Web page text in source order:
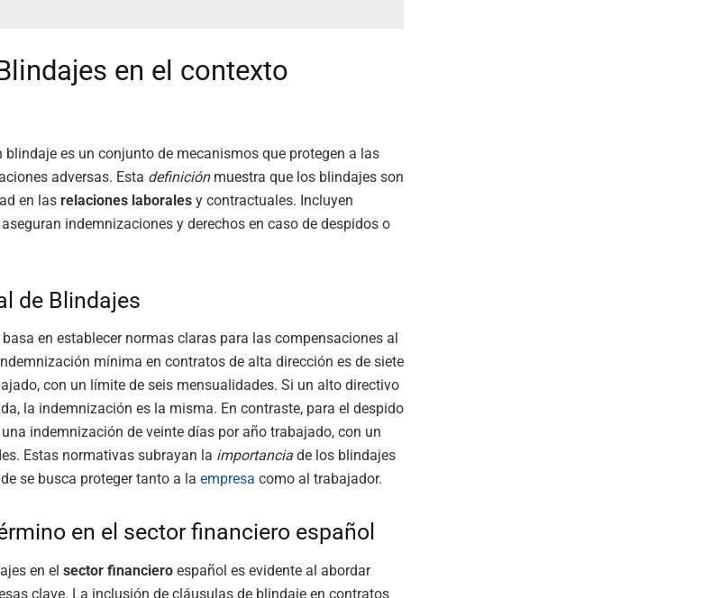
en el contexto
blindaje es un conjunto de mecanismos que protegen a las
adversas. Esta definiciónmuestra que los blindajes son
en las relaciones laborales y contractuales. Incluyen
indemnizaciones y derechos en caso de despidos o
de Blindajes
en establecer normas claras para las compensaciones al
mínima en contratos de alta dirección es de siete
con un límite de seis mensualidades. Si un alto directivo
la indemnización es la misma. En contraste, para el despido
indemnización de veinte días por año trabajado, con un
Estas normativas subrayan la importancia de los blindajes
se busca proteger tanto a la empresa como al trabajador.
en el sector financiero español
en el sector financiero español es evidente al abordar
clave. La inclusión de cláusulas de blindaje en contratos